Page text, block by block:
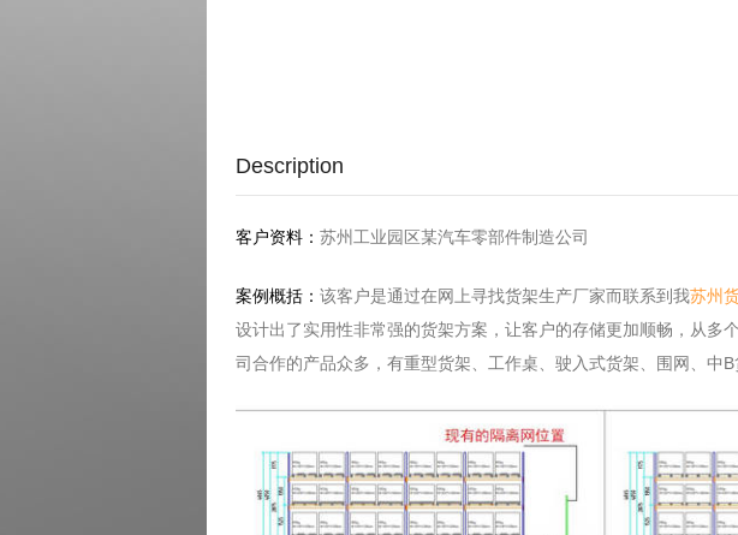
Description
客户资料： 苏州工业园区某汽车零部件制造公司
案例概括： 该客户是通过在网上寻找货架生产厂家而联系到我苏州
设计出了实用性非常强的货架方案，让客户的存储更加顺畅，从多
司合作的产品众多，有重型货架、工作桌、驶入式货架、围网、中B